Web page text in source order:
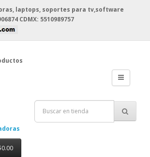
laptops, soportes para tv,software
CDMX: 5510989757